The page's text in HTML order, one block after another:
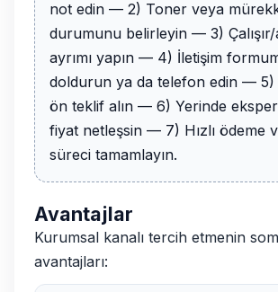
not edin — 2) Toner veya
durumunu belirleyin — 3) Çalışır/
ayrımı yapın — 4) İletişim
doldurun ya da telefon edin — 5)
ön teklif alın — 6) Yerinde
fiyat netleşsin — 7) Hızlı ödeme
süreci tamamlayın.
Avantajlar
Kurumsal kanalı tercih etmenin
avantajları: